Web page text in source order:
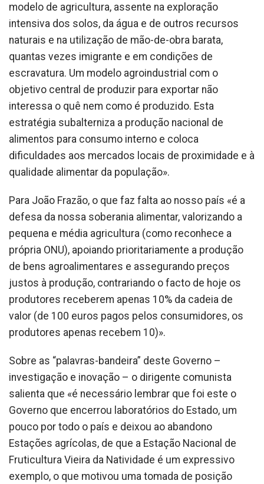
modelo de agricultura, assente na exploração
intensiva dos solos, da água e de outros recursos
naturais e na utilização de mão-de-obra barata,
quantas vezes imigrante e em condições de
escravatura. Um modelo agroindustrial com o
objetivo central de produzir para exportar não
interessa o quê nem como é produzido. Esta
estratégia subalterniza a produção nacional de
alimentos para consumo interno e coloca
dificuldades aos mercados locais de proximidade e à
qualidade alimentar da população».
Para João Frazão, o que faz falta ao nosso país «é a
defesa da nossa soberania alimentar, valorizando a
pequena e média agricultura (como reconhece a
própria ONU), apoiando prioritariamente a produção
de bens agroalimentares e assegurando preços
justos à produção, contrariando o facto de hoje os
produtores receberem apenas 10% da cadeia de
valor (de 100 euros pagos pelos consumidores, os
produtores apenas recebem 10)».
Sobre as “palavras-bandeira” deste Governo –
investigação e inovação – o dirigente comunista
salienta que «é necessário lembrar que foi este o
Governo que encerrou laboratórios do Estado, um
pouco por todo o país e deixou ao abandono
Estações agrícolas, de que a Estação Nacional de
Fruticultura Vieira da Natividade é um expressivo
exemplo, o que motivou uma tomada de posição